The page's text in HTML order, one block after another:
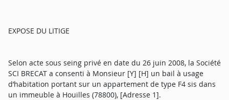
EXPOSE DU LITIGE
Selon acte sous seing privé en date du 26 juin 2008, la Société
SCI BRECAT a consenti à Monsieur [Y] [H] un bail à usage
d’habitation portant sur un appartement de type F4 sis dans
un immeuble à Houilles (78800), [Adresse 1].